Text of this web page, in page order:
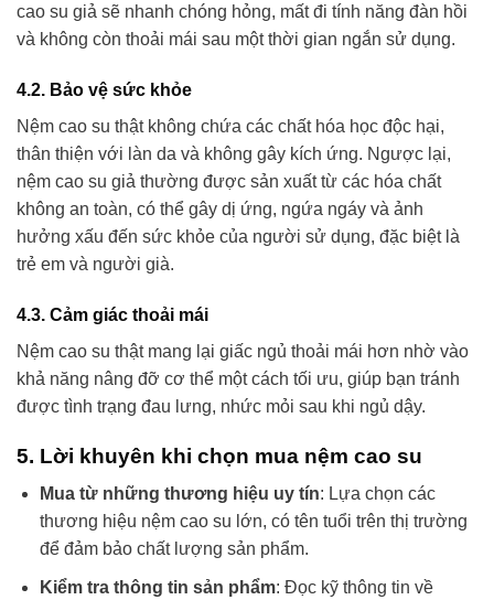
cao su giả sẽ nhanh chóng hỏng, mất đi tính năng đàn hồi
và không còn thoải mái sau một thời gian ngắn sử dụng.
4.2. Bảo vệ sức khỏe
Nệm cao su thật không chứa các chất hóa học độc hại,
thân thiện với làn da và không gây kích ứng. Ngược lại,
nệm cao su giả thường được sản xuất từ các hóa chất
không an toàn, có thể gây dị ứng, ngứa ngáy và ảnh
hưởng xấu đến sức khỏe của người sử dụng, đặc biệt là
trẻ em và người già.
4.3. Cảm giác thoải mái
Nệm cao su thật mang lại giấc ngủ thoải mái hơn nhờ vào
khả năng nâng đỡ cơ thể một cách tối ưu, giúp bạn tránh
được tình trạng đau lưng, nhức mỏi sau khi ngủ dậy.
5. Lời khuyên khi chọn mua nệm cao su
Mua từ những thương hiệu uy tín: Lựa chọn các
thương hiệu nệm cao su lớn, có tên tuổi trên thị trường
để đảm bảo chất lượng sản phẩm.
Kiểm tra thông tin sản phẩm: Đọc kỹ thông tin về